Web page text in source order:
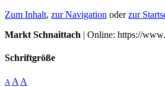
Zum Inhalt, zur Navigation oderzur
Markt Schnaittach | Online: https://
Schriftgröße
A A A